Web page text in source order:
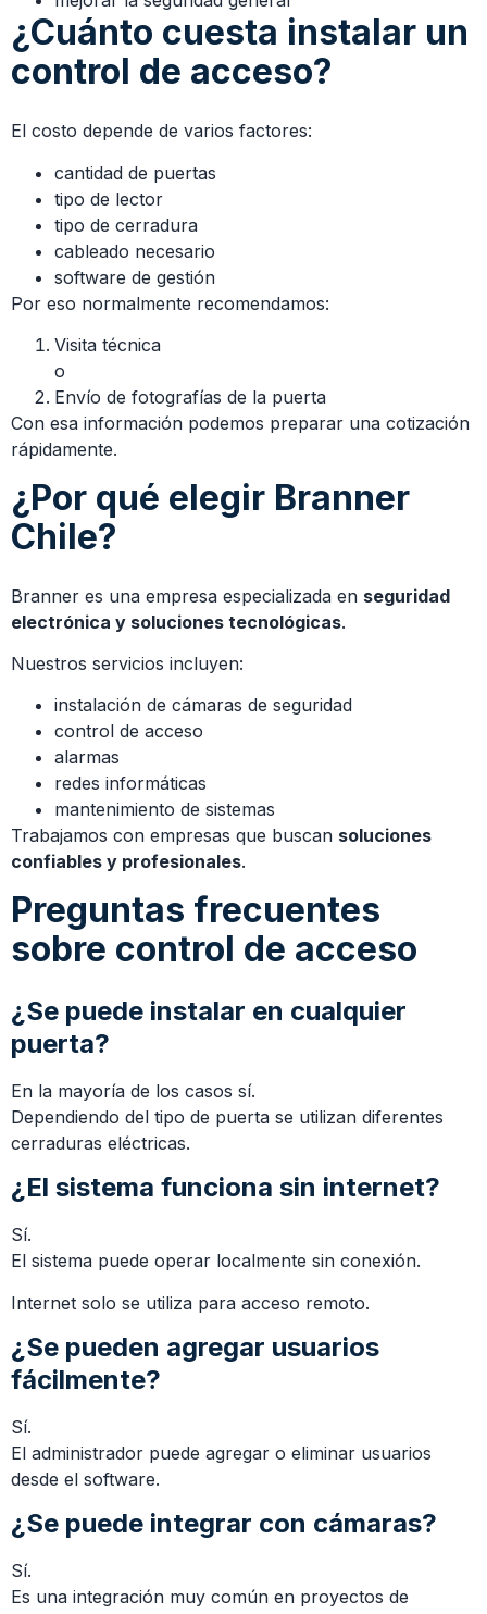
¿Cuánto cuesta instalar un
control de acceso?
El costo depende de varios factores:
cantidad de puertas
tipo de lector
tipo de cerradura
cableado necesario
software de gestión
Por eso normalmente recomendamos:
Visita técnica
o
Envío de fotografías de la puerta
Con esa información podemos preparar una cotización
rápidamente.
¿Por qué elegir Branner
Chile?
Branner es una empresa especializada en seguridad
electrónica y soluciones tecnológicas.
Nuestros servicios incluyen:
instalación de cámaras de seguridad
control de acceso
alarmas
redes informáticas
mantenimiento de sistemas
Trabajamos con empresas que buscan soluciones
confiables y profesionales.
Preguntas frecuentes
sobre control de acceso
¿Se puede instalar en cualquier
puerta?
En la mayoría de los casos sí.
Dependiendo del tipo de puerta se utilizan diferentes
cerraduras eléctricas.
¿El sistema funciona sin internet?
Sí.
El sistema puede operar localmente sin conexión.
Internet solo se utiliza para acceso remoto.
¿Se pueden agregar usuarios
fácilmente?
Sí.
El administrador puede agregar o eliminar usuarios
desde el software.
¿Se puede integrar con cámaras?
Sí.
Es una integración muy común en proyectos de